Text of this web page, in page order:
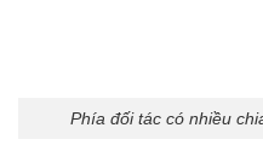
Phía đối tác có nhiều